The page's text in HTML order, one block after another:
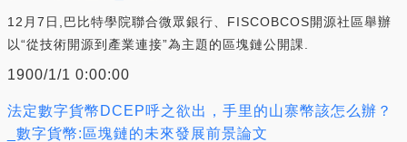
12月7日,巴比特學院聯合微眾銀行、FISCOBCOS開源社區舉辦
以“從技術開源到產業連接”為主題的區塊鏈公開課.
1900/1/1 0:00:00
法定數字貨幣DCEP呼之欲出，手里的山寨幣該怎么辦？
_數字貨幣:區塊鏈的未來發展前景論文